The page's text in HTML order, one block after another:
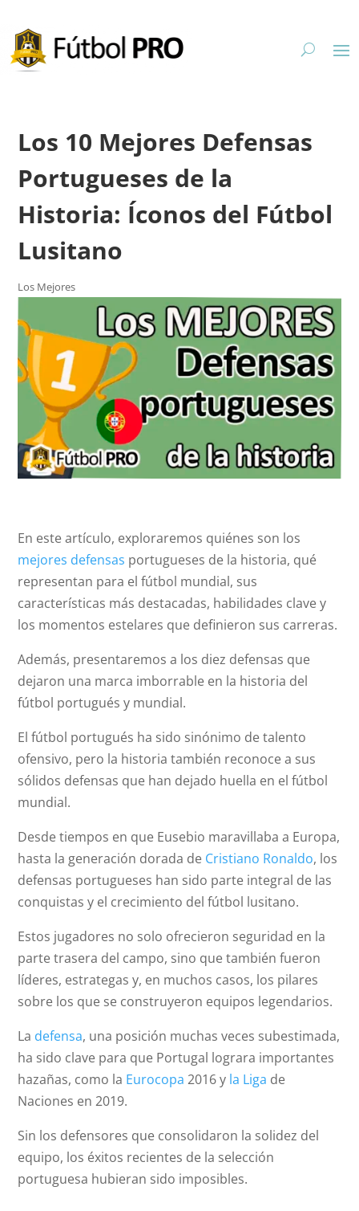
Los 10 Mejores Defensas
Portugueses de la
Historia: Íconos del Fútbol
Lusitano
Los Mejores
En este artículo, exploraremos quiénes son los
mejores defensas portugueses de la historia, qué
representan para el fútbol mundial, sus
características más destacadas, habilidades clave y
los momentos estelares que definieron sus carreras.
Además, presentaremos a los diez defensas que
dejaron una marca imborrable en la historia del
fútbol portugués y mundial.
El fútbol portugués ha sido sinónimo de talento
ofensivo, pero la historia también reconoce a sus
sólidos defensas que han dejado huella en el fútbol
mundial.
Desde tiempos en que Eusebio maravillaba a Europa,
hasta la generación dorada de Cristiano Ronaldo, los
defensas portugueses han sido parte integral de las
conquistas y el crecimiento del fútbol lusitano.
Estos jugadores no solo ofrecieron seguridad en la
parte trasera del campo, sino que también fueron
líderes, estrategas y, en muchos casos, los pilares
sobre los que se construyeron equipos legendarios.
La defensa, una posición muchas veces subestimada,
ha sido clave para que Portugal lograra importantes
hazañas, como la Eurocopa 2016 y la Liga de
Naciones en 2019.
Sin los defensores que consolidaron la solidez del
equipo, los éxitos recientes de la selección
portuguesa hubieran sido imposibles.